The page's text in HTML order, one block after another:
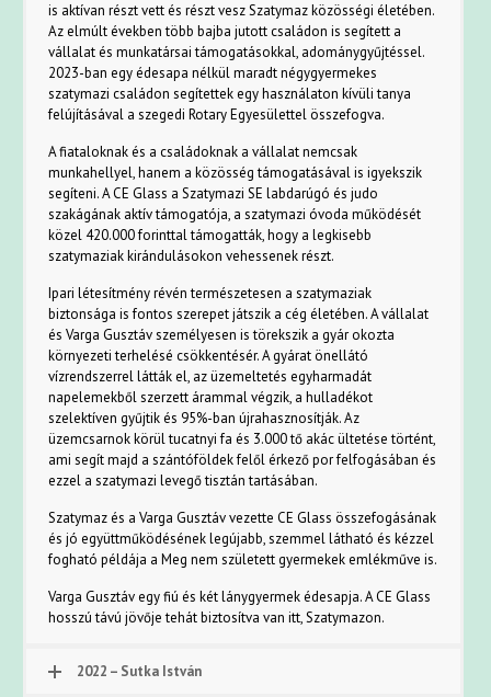
is aktívan részt vett és részt vesz Szatymaz közösségi életében.
Az elmúlt években több bajba jutott családon is segített a
vállalat és munkatársai támogatásokkal, adománygyűjtéssel.
2023-ban egy édesapa nélkül maradt négygyermekes
szatymazi családon segítettek egy használaton kívüli tanya
felújításával a szegedi Rotary Egyesülettel összefogva.
A fiataloknak és a családoknak a vállalat nemcsak
munkahellyel, hanem a közösség támogatásával is igyekszik
segíteni. A CE Glass a Szatymazi SE labdarúgó és judo
szakágának aktív támogatója, a szatymazi óvoda működését
közel 420.000 forinttal támogatták, hogy a legkisebb
szatymaziak kirándulásokon vehessenek részt.
Ipari létesítmény révén természetesen a szatymaziak
biztonsága is fontos szerepet játszik a cég életében. A vállalat
és Varga Gusztáv személyesen is törekszik a gyár okozta
környezeti terhelésé csökkentésér. A gyárat önellátó
vízrendszerrel látták el, az üzemeltetés egyharmadát
napelemekből szerzett árammal végzik, a hulladékot
szelektíven gyűjtik és 95%-ban újrahasznosítják. Az
üzemcsarnok körül tucatnyi fa és 3.000 tő akác ültetése történt,
ami segít majd a szántóföldek felől érkező por felfogásában és
ezzel a szatymazi levegő tisztán tartásában.
Szatymaz és a Varga Gusztáv vezette CE Glass összefogásának
és jó együttműködésének legújabb, szemmel látható és kézzel
fogható példája a Meg nem született gyermekek emlékműve is.
Varga Gusztáv egy fiú és két lánygyermek édesapja. A CE Glass
hosszú távú jövője tehát biztosítva van itt, Szatymazon.
2022 – Sutka István